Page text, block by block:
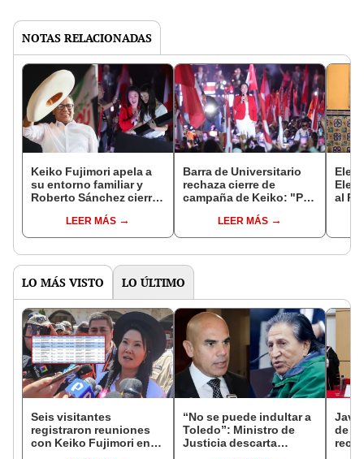
NOTAS RELACIONADAS
Keiko Fujimori apela a
su entorno familiar y
Roberto Sánchez cierra
LEER MÁS
Barra de Universitario
rechaza cierre de
campaña de Keiko: "Por
dignidad, Fujimori
nunca más"
LEER MÁS
al
LO MÁS VISTO LO ÚLTIMO
Seis visitantes
registraron reuniones
con Keiko Fujimori en
“No se puede indultar a
Toledo”: Ministro de
Justicia descarta
de